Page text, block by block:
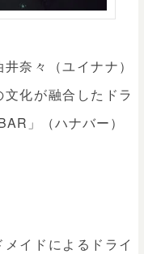
奈々（ユイナナ）
化が融合したドラ
」（ハナバー）
イドによるドライ